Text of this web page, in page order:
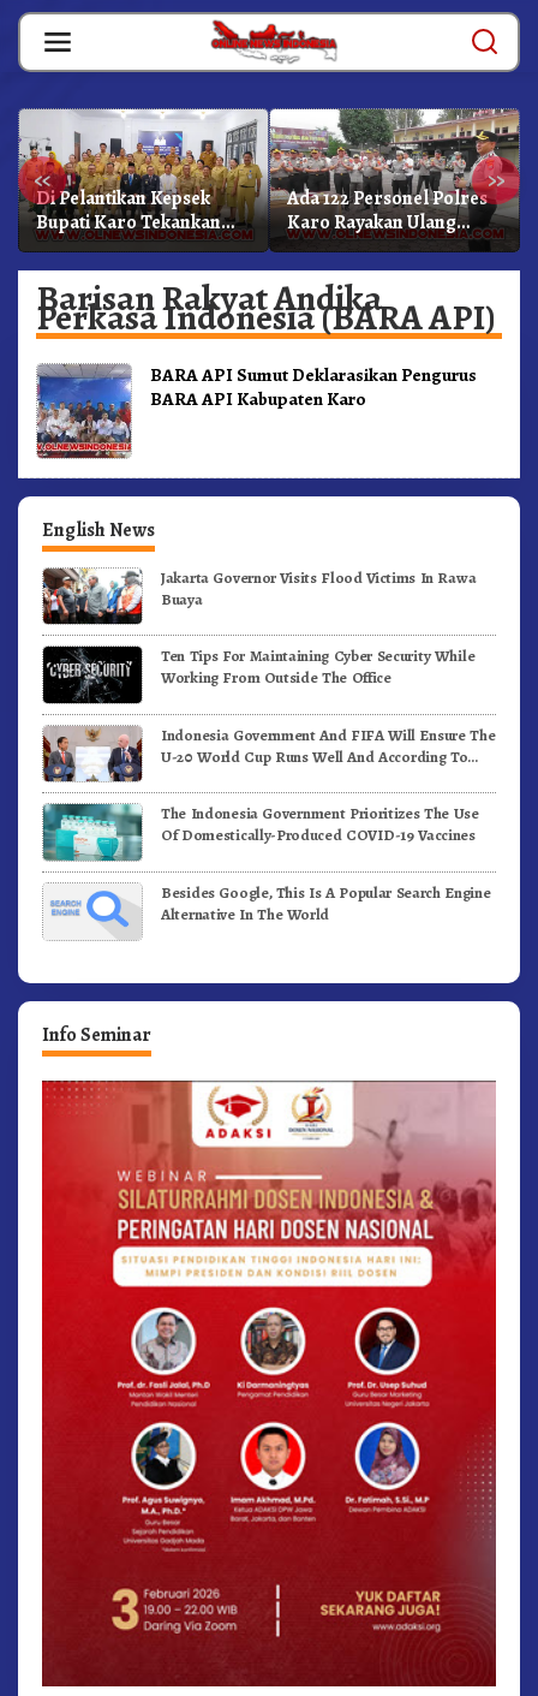
Skip
content
« »
Di Pelantikan Kepsek
Bupati Karo Tekankan
Kepemimpinan
Profesional Dongkrak
Mutu Pendidikan
Ada 122 Personel Polres
Karo Rayakan Ulang
Tahun Bersama
Barisan Rakyat Andika
Perkasa Indonesia (BARA API)
BARA API Sumut Deklarasikan Pengurus
BARA API Kabupaten Karo
English News
Jakarta Governor Visits Flood Victims In Rawa
Buaya
Ten Tips For Maintaining Cyber Security While
Working From Outside The Office
Indonesia Government And FIFA Will Ensure The
U-20 World Cup Runs Well And According To
The Indonesia Government Prioritizes The Use
Of Domestically-Produced COVID-19 Vaccines
Besides Google, This Is A Popular Search Engine
Alternative In The World
Info Seminar